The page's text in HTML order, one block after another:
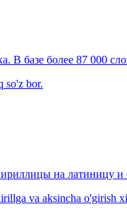
В базе более 87 000
so'z bor.
на латиницу и
va aksincha o'girish